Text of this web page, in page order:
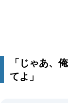
「じゃあ、
てよ」